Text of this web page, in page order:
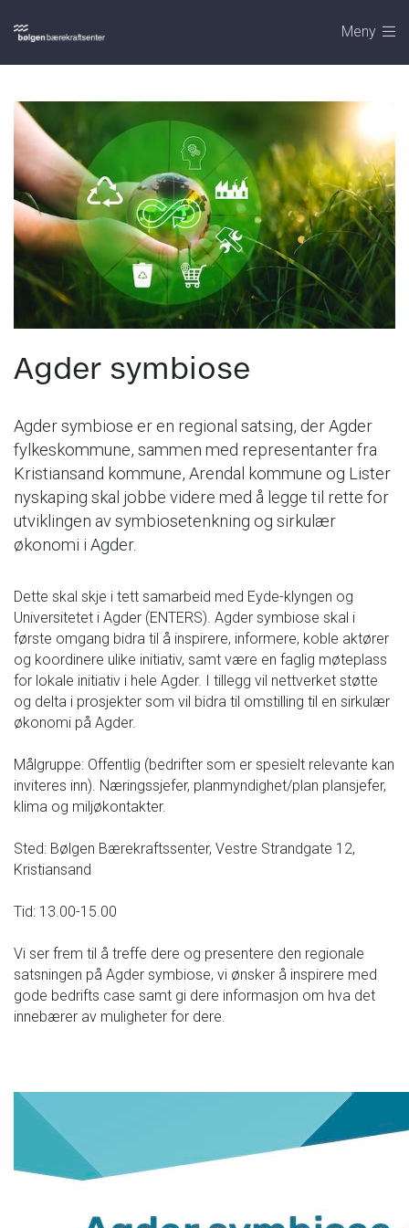
Meny
Agder symbiose
Agder symbiose er en regional satsing, der Agder
fylkeskommune, sammen med representanter fra
Kristiansand kommune, Arendal kommune og Lister
nyskaping skal jobbe videre med å legge til rette for
utviklingen av symbiosetenkning og sirkulær
økonomi i Agder.
Dette skal skje i tett samarbeid med Eyde-klyngen og
Universitetet i Agder (ENTERS). Agder symbiose skal i
første omgang bidra til å inspirere, informere, koble aktører
og koordinere ulike initiativ, samt være en faglig møteplass
for lokale initiativ i hele Agder. I tillegg vil nettverket støtte
og delta i prosjekter som vil bidra til omstilling til en sirkulær
økonomi på Agder.
Målgruppe: Offentlig (bedrifter som er spesielt relevante kan
inviteres inn). Næringssjefer, planmyndighet/plan plansjefer,
klima og miljøkontakter.
Sted: Bølgen Bærekraftssenter, Vestre Strandgate 12,
Kristiansand
Tid: 13.00-15.00
Vi ser frem til å treffe dere og presentere den regionale
satsningen på Agder symbiose, vi ønsker å inspirere med
gode bedrifts case samt gi dere informasjon om hva det
innebærer av muligheter for dere.